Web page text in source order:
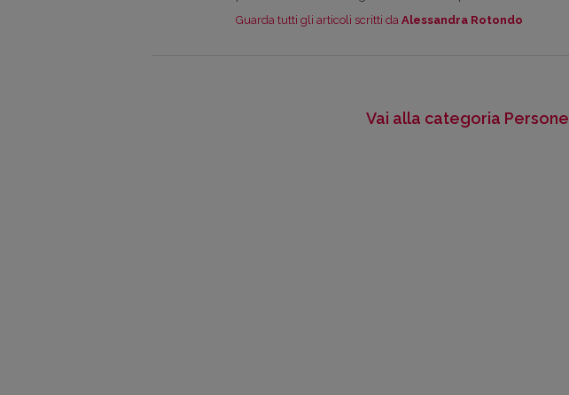
Guarda tutti gli articoli scritti da Alessandra Rotondo
Vai alla categoria Persone